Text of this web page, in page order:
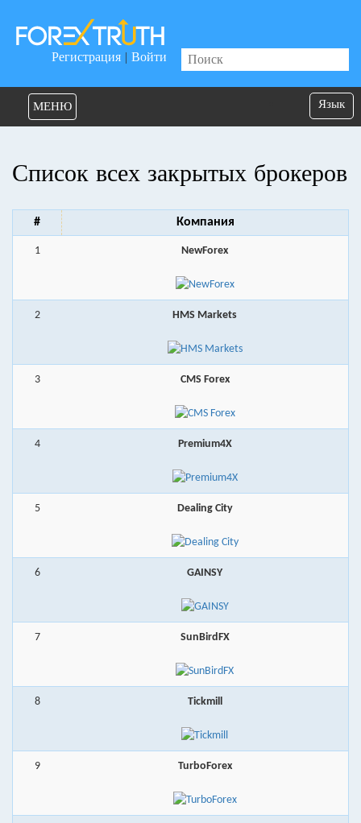
Регистрация | Войти
Язык
МЕНЮ
Список всех закрытых брокеров
# Компания
1 NewForex
2 HMS Markets
3 CMS Forex
4 Premium4X
5 Dealing City
6 GAINSY
7 SunBirdFX
8 Tickmill
9 TurboForex